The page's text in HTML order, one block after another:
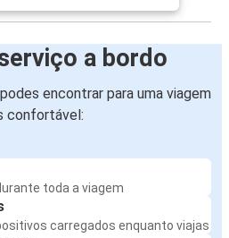
a bordo
encontrar para uma viagem
confortável:
toda a viagem
carregados enquanto viajas